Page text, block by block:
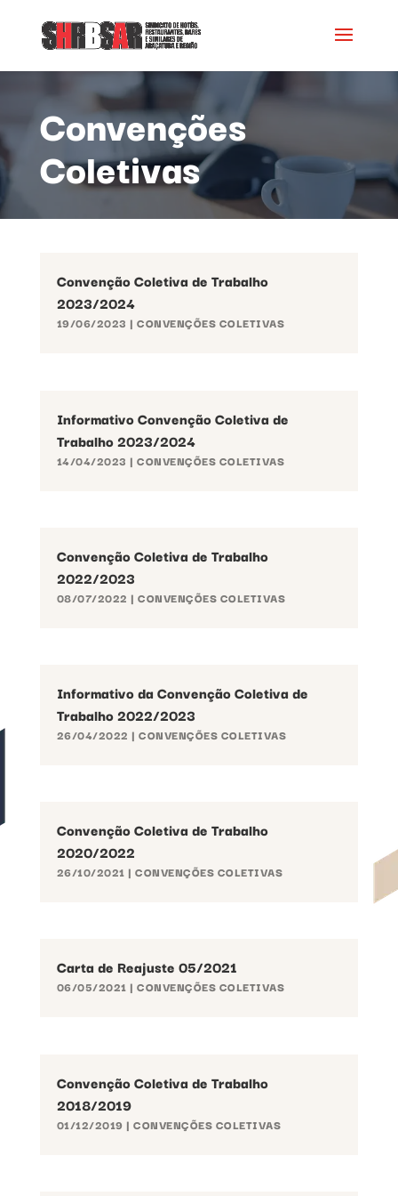
Convenções
Coletivas
Convenção Coletiva de Trabalho
2023/2024
19/06/2023 |CONVENÇÕES COLETIVAS
Informativo Convenção Coletiva de
Trabalho 2023/2024
14/04/2023 |CONVENÇÕES COLETIVAS
Convenção Coletiva de Trabalho
2022/2023
08/07/2022 |CONVENÇÕES COLETIVAS
Informativo da Convenção Coletiva de
Trabalho 2022/2023
26/04/2022 |CONVENÇÕES COLETIVAS
Convenção Coletiva de Trabalho
2020/2022
26/10/2021 |CONVENÇÕES COLETIVAS
Carta de Reajuste 05/2021
06/05/2021 |CONVENÇÕES COLETIVAS
Convenção Coletiva de Trabalho
2018/2019
01/12/2019 |CONVENÇÕES COLETIVAS